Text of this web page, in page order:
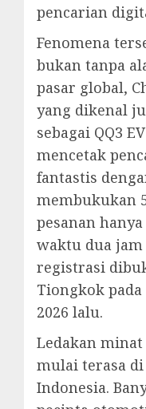
pencarian
Fenomena
bukan tanpa
pasar global,
yang dikenal
sebagai QQ3 EV
mencetak
fantastis
membukukan
pesanan
waktu dua jam
registrasi
Tiongkok
2026 lalu.
Ledakan
mulai terasa di
Indonesia.